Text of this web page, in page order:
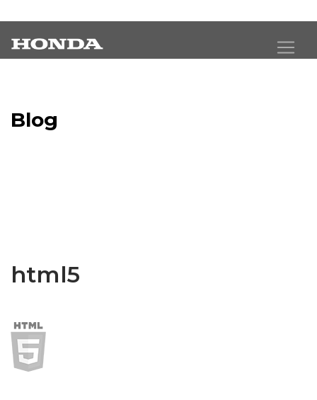
Blog
html5